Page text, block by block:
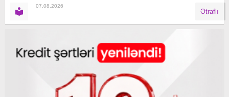
07.08.2026
Ətraflı